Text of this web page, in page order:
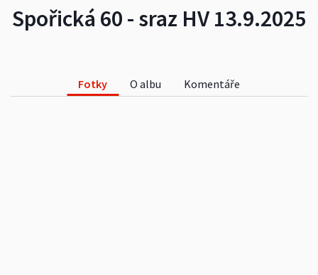
Spořická 60 - sraz HV 13.9.2025
Fotky O albu Komentáře